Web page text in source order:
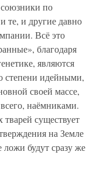
по
те, и другие давно
Всё это
благодаря
являются
степени идейными,
своей массе,
наёмниками.
существует
на Земле
будут сразу же